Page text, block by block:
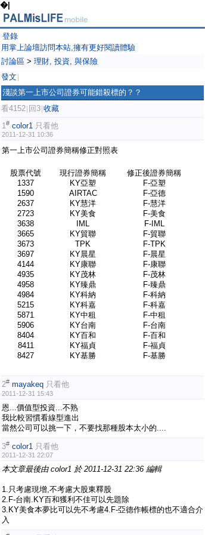
�|
登錄
用掌上論壇訪問本站,擁有更好閱讀體驗
討論區 > 理財, 投資, 與保險
發文
淺談第一上市公司證券可能錯殺標的？？
看4152 回3 收藏
1# color1 只看他
2011-12-31 10:36
第一上市公司證券簡稱修正對照表
股票代號 現行證券簡稱
修正後證券簡稱
1337
KY亞塑
F-亞塑
1590
AIRTAC
F-亞德
2637
KY慧洋
F-慧洋
2723
KY美食
F-美食
3638
IML
F-IML
3665
KY貿聯
F-貿聯
3673
TPK
F-TPK
3697
KY晨星
F-晨星
4144
KY康聯
F-康聯
4935
KY茂林
F-茂林
4958
KY臻鼎
F-臻鼎
4984
KY科納
F-科納
5215
KY科嘉
F-科嘉
5871
KY中租
F-中租
5906
KY台南
F-台南
8404
KY百和
F-百和
8411
KY福貞
F-福貞
8427
KY基勝 F-基勝
2# mayakeq 只看他
2011-12-31 15:43
恩...價值型投資...不熟
我比較習慣看線型進出
當然公司可以挑一下，不要找那種股本太小的....
3# color1 只看他
2011-12-31 22:07
本文章最後由 color1 於 2011-12-31 22:36 編輯
1.只考慮現增,不考慮大股東釋股
2.F-台南.KY百和獲利不佳可以先題除
3.KY美食本夢比可以先不考慮4.F-亞德作帳標的也不適合介
入